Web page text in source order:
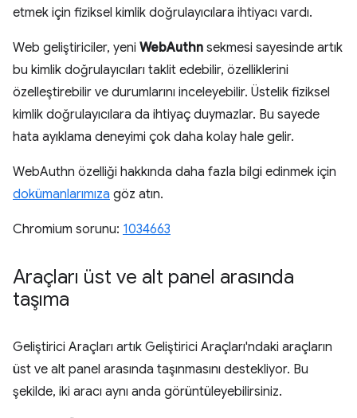
etmek için fiziksel kimlik doğrulayıcılara ihtiyacı vardı.
Web geliştiriciler, yeni WebAuthn sekmesi sayesinde artık
bu kimlik doğrulayıcıları taklit edebilir, özelliklerini
özelleştirebilir ve durumlarını inceleyebilir. Üstelik fiziksel
kimlik doğrulayıcılara da ihtiyaç duymazlar. Bu sayede
hata ayıklama deneyimi çok daha kolay hale gelir.
WebAuthn özelliği hakkında daha fazla bilgi edinmek için
dokümanlarımıza göz atın.
Chromium sorunu: 1034663
Araçları üst ve alt panel arasında
taşıma
Geliştirici Araçları artık Geliştirici Araçları'ndaki araçların
üst ve alt panel arasında taşınmasını destekliyor. Bu
şekilde, iki aracı aynı anda görüntüleyebilirsiniz.